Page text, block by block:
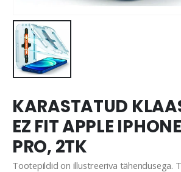
KARASTATUD
EZ FIT APPLE
PRO, 2TK
Tootepildid on illustreeriva tähendusega.